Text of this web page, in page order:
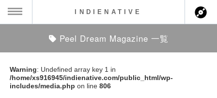
ス情報
INDIENATIVE
Peel Dream Magazine 一覧
Warning: Undefined array key 1 in
/home/xs916945/indienative.com/public_html/wp-
includes/media.php on line 806